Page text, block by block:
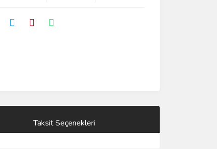
Taksit Seçenekleri